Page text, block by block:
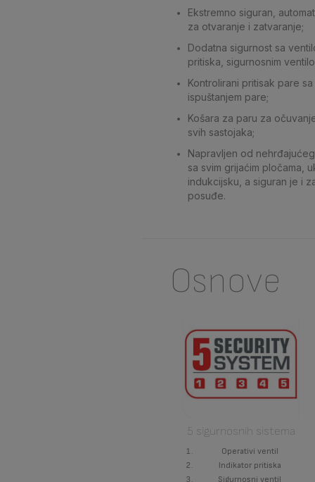
Ekstremno siguran,
za otvaranje i zatvaranje;
Dodatna sigurnost sa
pritiska, sigurnosnim
Kontrolirani pritisak pare
ispuštanjem pare;
Košara za paru za
svih sastojaka;
Napravljen od
sa svim grijaćim pločama,
indukcijsku, a siguran je i
posuđe.
Osnove
5 sigurnosnih sistema
Operativi ventil
Indikator pritiska
Sigurnosni ventil